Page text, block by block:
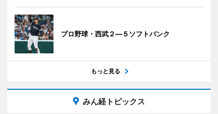
プロ野球・西武２―５ソフトバンク
もっと見る
みん経トピックス